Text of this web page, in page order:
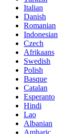
Italian
Danish
Romanian
Indonesian
Czech
Afrikaans
Swedish
Polish
Basque
Catalan
Esperanto
Hindi
Lao
Albanian
Amharic